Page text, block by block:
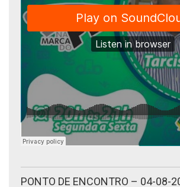
PONTO DE ENCONTRO – 04-08-